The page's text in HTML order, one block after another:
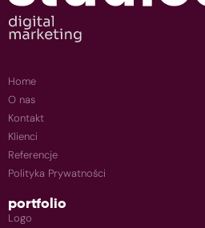
Home
O nas
Kontakt
Klienci
Referencje
Polityka Prywatności
portfolio
Logo